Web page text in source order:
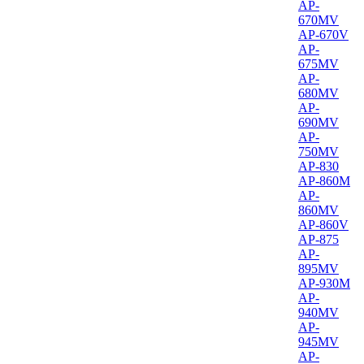
AP-
670MV
AP-670V
AP-
675MV
AP-
680MV
AP-
690MV
AP-
750MV
AP-830
AP-860M
AP-
860MV
AP-860V
AP-875
AP-
895MV
AP-930M
AP-
940MV
AP-
945MV
AP-